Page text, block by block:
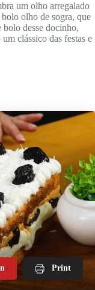
um olho arregalado
olho de sogra, que
bolo desse docinho,
clássico das festas e
Print